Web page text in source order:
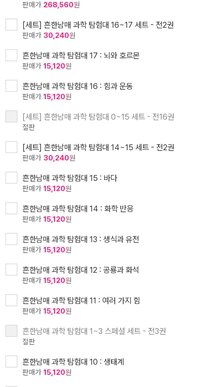
판매가 268,560원
[세트] 흔한남매 과학 탐험대 16~17 세트 - 전2권
판매가 30,240원
흔한남매 과학 탐험대 17 : 뇌와 호르몬
판매가 15,120원
흔한남매 과학 탐험대 16 : 힘과 운동
판매가 15,120원
[세트] 흔한남매 과학 탐험대 0~15 세트 - 전16권
절판
[세트] 흔한남매 과학 탐험대 14~15 세트 - 전2권
판매가 30,240원
흔한남매 과학 탐험대 15 : 바다
판매가 15,120원
흔한남매 과학 탐험대 14 : 화학 반응
판매가 15,120원
흔한남매 과학 탐험대 13 : 생식과 유전
판매가 15,120원
흔한남매 과학 탐험대 12 : 공룡과 화석
판매가 15,120원
흔한남매 과학 탐험대 11 : 여러 가지 힘
판매가 15,120원
흔한남매 과학 탐험대 1~3 스페셜 세트 - 전3권
절판
흔한남매 과학 탐험대 10 : 생태계
판매가 15,120원